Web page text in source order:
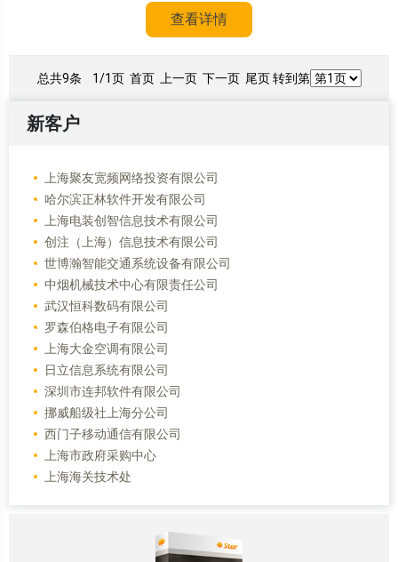
查看详情
总共9条 1/1页 首页 上一页 下一页 尾页 转到第
新客户
上海聚友宽频网络投资有限公司
哈尔滨正林软件开发有限公司
上海电装创智信息技术有限公司
创注（上海）信息技术有限公司
世博瀚智能交通系统设备有限公司
中烟机械技术中心有限责任公司
武汉恒科数码有限公司
罗森伯格电子有限公司
上海大金空调有限公司
日立信息系统有限公司
深圳市连邦软件有限公司
挪威船级社上海分公司
西门子移动通信有限公司
上海市政府采购中心
上海海关技术处